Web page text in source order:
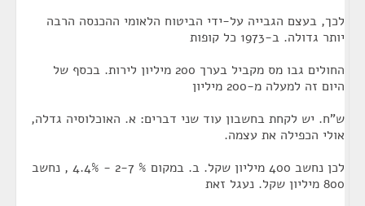
לכך, בעצם הגבייה על-ידי הביטוח הלאומי ההכנסה הרבה
יותר גדולה. ב-1973 כל קופות
החולים גבו מס מקביל בערך 200 מיליון לירות. בכסף של
היום זה למעלה מ-200 מיליון
ש"ח. יש לקחת בחשבון עוד שני דברים: א. האוכלוסיה גדלה,
אולי הכפילה את עצמה.
לכן נחשב 400 מיליון שקל. ב. במקום % 2-7 - 4.4% , נחשב
800 מיליון שקל. נעגל זאת